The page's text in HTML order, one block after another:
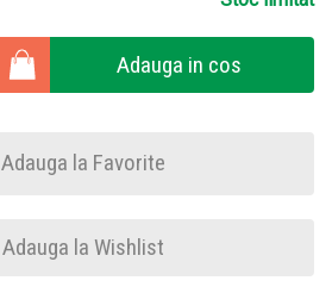
Adauga in cos
Adauga la Favorite
Adauga la Wishlist